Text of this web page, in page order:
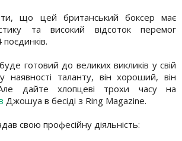
що цей британський боксер має
та високий відсоток перемог
готовий до великих викликів у свій
наявності таланту, він хороший, він
дайте хлопцеві трохи часу на
Джошуа в бесіді з Ring Magazine.
свою професійну діяльність: